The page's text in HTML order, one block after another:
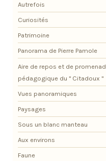
Autrefois
Curiosités
Patrimoine
Panorama de Pierre Pamole
Aire de repos et de
pédagogique du " Citadoux "
Vues panoramiques
Paysages
Sous un blanc manteau
Aux environs
Faune